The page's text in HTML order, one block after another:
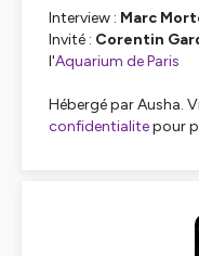
Interview : Marc
Invité : Corentin
l'Aquarium de Paris
Hébergé par Ausha.
confidentialitepour